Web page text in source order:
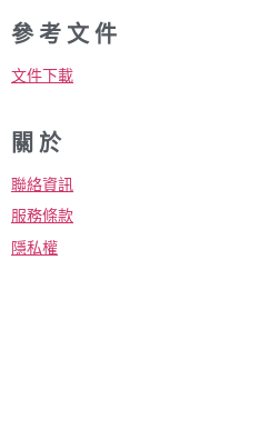
參 考 文 件
文件下載
關 於
聯絡資訊
服務條款
隱私權